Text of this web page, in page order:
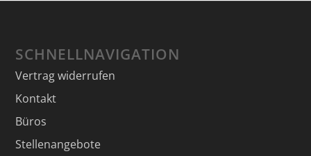
SCHNELLNAVIGATION
Vertrag widerrufen
Kontakt
Büros
Stellenangebote